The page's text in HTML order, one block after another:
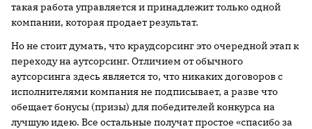
такая работа управляется и принадлежит только одной
компании, которая продает результат.
Но не стоит думать, что краудсорсинг это очередной этап к
переходу на аутсорсинг. Отличием от обычного
аутсорсинга здесь является то, что никаких договоров с
исполнителями компания не подписывает, а разве что
обещает бонусы (призы) для победителей конкурса на
лучшую идею. Все остальные получат простое «спасибо за